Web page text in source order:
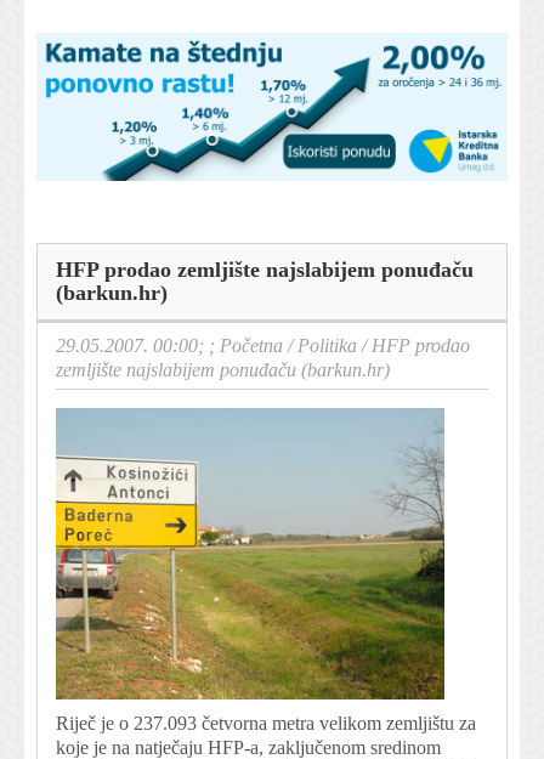
HFP prodao zemljište najslabijem ponuđaču
(barkun.hr)
29.05.2007. 00:00; ; Početna /Politika /HFP prodao
zemljište najslabijem ponuđaču (barkun.hr)
Riječ je o 237.093 četvorna metra velikom zemljištu za
koje je na natječaju HFP-a, zaključenom sredinom